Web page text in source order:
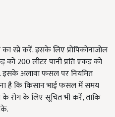
स्प्रे करें. इसके लिए प्रोपिकोनाजोल
को 200 लीटर पानी प्रति एकड़ को
इसके अलावा फसल पर नियमित
है कि किसान भाई फसल में समय
रोग के लिए सूचित भी करें, ताकि